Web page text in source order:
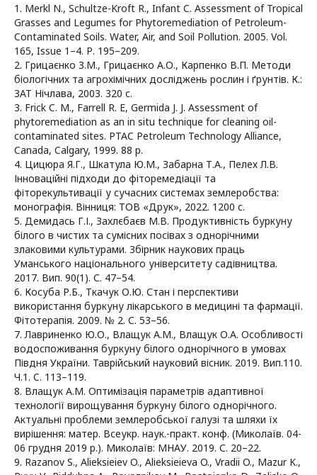
1. Merkl N., Schultze-Kroft R., Infant C. Assessment of Tropical
Grasses and Legumes for Phytoremediation of Petroleum-
Contaminated Soils. Water, Air, and Soil Pollution. 2005. Vol.
165, Issue 1–4. Р. 195–209.
2. Грицаєнко З.М., Грицаєнко А.О., Карпенко В.П. Методи
біологічних та агрохімічних досліджень рослин і ґрунтів. К.:
ЗАТ Нічлава, 2003. 320 с.
3. Frick C. M., Farrell R. E, Germida J. J. Assessment of
phytoremediation as an in situ technique for cleaning oil-
contaminated sites. PTAC Petroleum Technology Alliance,
Canada, Calgary, 1999. 88 р.
4. Цицюра Я.Г., Шкатула Ю.М., Забарна Т.А., Пелех Л.В.
Інноваційні підходи до фіторемедіації та
фіторекультивації у сучасних системах землеробства:
монографія. Вінниця: ТОВ «Друк», 2022. 1200 с.
5. Демидась Г.І., Захлєбаєв М.В. Продуктивність буркуну
білого в чистих та сумісних посівах з однорічними
злаковими культурами. Збірник наукових праць
Уманського національного університету садівництва.
2017. Вип. 90(1). С. 47–54.
6. Косуба Р.Б., Ткачук О.Ю. Стан і перспективи
використання буркуну лікарського в медицині та фармації.
Фітотерапія. 2009. № 2. С. 53–56.
7. Лавриненко Ю.О., Влащук А.М., Влащук О.А. Особливості
водоспоживання буркуну білого однорічного в умовах
Півдня України. Таврійський науковий вісник. 2019. Вип.110.
Ч.1. C. 113–119.
8. Влащук А.М. Оптимізація параметрів адаптивної
технології вирощування буркуну білого однорічного.
Актуальні проблеми землеробської галузі та шляхи їх
вирішення: матер. Всеукр. наук.-практ. конф. (Миколаїв. 04-
06 грудня 2019 р.). Миколаїв: МНАУ. 2019. С. 20–22.
9. Razanov S., Alieksieiev O., Alieksieievа O., Vradii O., Mazur K.,